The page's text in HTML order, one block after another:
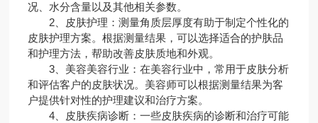
况、水分含量以及其他相关参数。
2、皮肤护理：测量角质层厚度有助于制定个性化的
皮肤护理方案。根据测量结果，可以选择适合的护肤品
和护理方法，帮助改善皮肤质地和外观。
3、美容美容行业：在美容行业中，常用于皮肤分析
和评估客户的皮肤状况。美容师可以根据测量结果为客
户提供针对性的护理建议和治疗方案。
4、皮肤疾病诊断：一些皮肤疾病的诊断和治疗可能